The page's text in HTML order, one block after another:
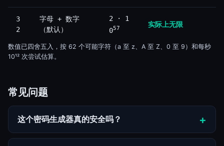
3
2
字母 + 数字
（默认）
2 · 1
057 实际上无限
数值已四舍五入，按 62 个可能字符（a 至 z、A 至 Z、0 至 9）和每秒
10¹² 次尝试估算。
常见问题
这个密码生成器真的安全吗？